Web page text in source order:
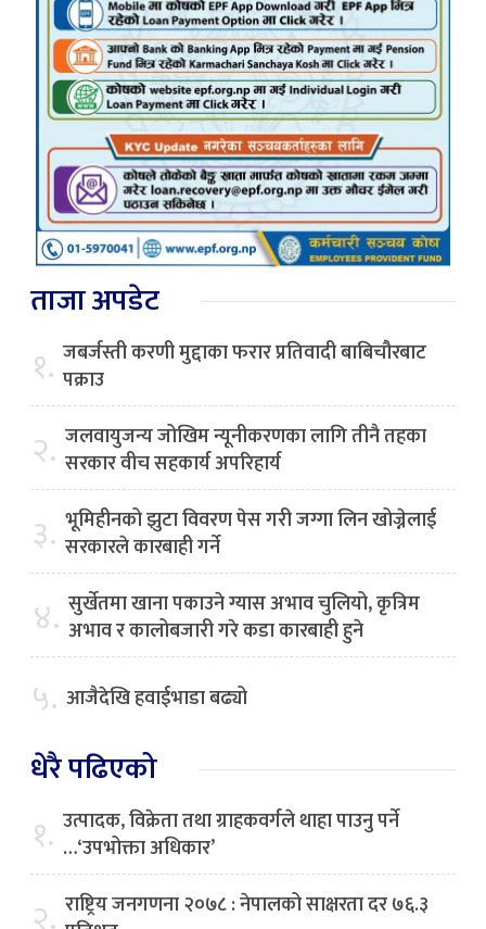
ताजा अपडेट
१. जबर्जस्ती करणी मुद्दाका फरार प्रतिवादी बाबिचौरबाट
पक्राउ
२. जलवायुजन्य जोखिम न्यूनीकरणका लागि तीनै तहका
सरकार वीच सहकार्य अपरिहार्य
३. भूमिहीनको झुटा विवरण पेस गरी जग्गा लिन खोज्नेलाई
सरकारले कारबाही गर्ने
४. सुर्खेतमा खाना पकाउने ग्यास अभाव चुलियो, कृत्रिम
अभाव र कालोबजारी गरे कडा कारबाही हुने
५. आजैदेखि हवाईभाडा बढ्यो
धेरै पढिएको
१. उत्पादक, विक्रेता तथा ग्राहकवर्गले थाहा पाउनु पर्ने
…‘उपभोक्ता अधिकार’
राष्ट्रिय जनगणना २०७८ : नेपालको साक्षरता दर ७६.३